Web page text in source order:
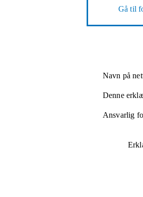
Gå til
Navn på
Denne
Ansvarlig